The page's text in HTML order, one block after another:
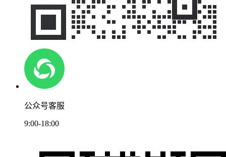
公众号客服
9:00-18:00